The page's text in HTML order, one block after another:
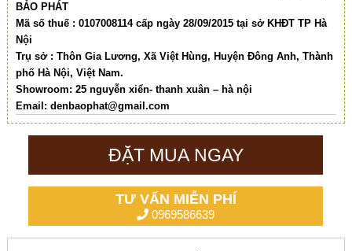
BẢO PHÁT
Mã số thuế : 0107008114 cấp ngày 28/09/2015 tại sở KHĐT TP Hà
Nội
Trụ sở : Thôn Gia Lương, Xã Việt Hùng, Huyện Đông Anh, Thành
phố Hà Nội, Việt Nam.
Showroom: 25 nguyễn xiển- thanh xuân – hà nội
Email: denbaophat@gmail.com
ĐẶT MUA NGAY
TƯ VẤN MIỄN PHÍ
0969586639